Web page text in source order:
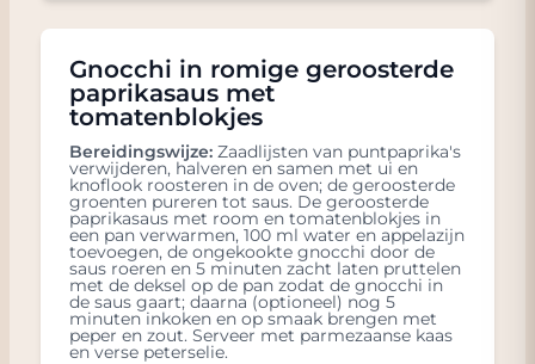
Gnocchi in romige geroosterde
paprikasaus met
tomatenblokjes
Bereidingswijze: Zaadlijsten van puntpaprika's
verwijderen, halveren en samen met ui en
knoflook roosteren in de oven; de geroosterde
groenten pureren tot saus. De geroosterde
paprikasaus met room en tomatenblokjes in
een pan verwarmen, 100 ml water en appelazijn
toevoegen, de ongekookte gnocchi door de
saus roeren en 5 minuten zacht laten pruttelen
met de deksel op de pan zodat de gnocchi in
de saus gaart; daarna (optioneel) nog 5
minuten inkoken en op smaak brengen met
peper en zout. Serveer met parmezaanse kaas
en verse peterselie.